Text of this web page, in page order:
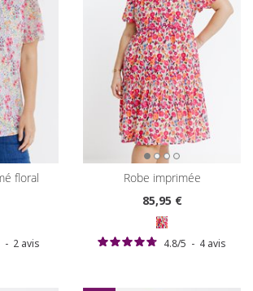
floral
- 2 avis
robe imprimée
85,95 €
4.8/5 - 4 avis